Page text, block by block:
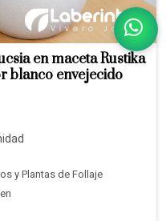
en maceta Rustika
blanco envejecido
y Plantas de Follaje